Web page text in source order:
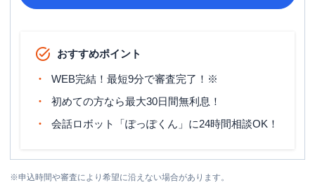
おすすめポイント
WEB完結！最短9分で審査完了！※
初めての方なら最大30日間無利息！
会話ロボット「ぽっぽくん」に24時間相談OK！
※申込時間や審査により希望に沿えない場合があります。